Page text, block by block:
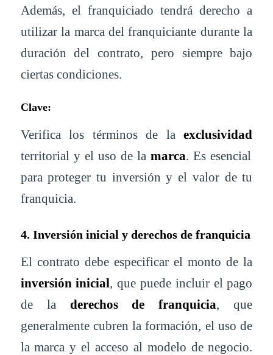
Además, el franquiciado tendrá derecho a
utilizar la marca del franquiciante durante la
duración del contrato, pero siempre bajo
ciertas condiciones.
Clave:
Verifica los términos de laexclusividad
territorial y el uso de lamarca. Es esencial
para proteger tu inversión y el valor de tu
franquicia.
4. Inversión inicial y derechos de franquicia
El contrato debe especificar el monto de la
inversión inicial, que puede incluir el pago
de la derechos de franquicia, que
generalmente cubren la formación, el uso de
la marca y el acceso al modelo de negocio.